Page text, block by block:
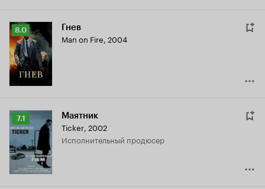
Рейтинг
Кинопоиска
8.0
8.0 Гнев
Man on Fire, 2004
Рейтинг
Кинопоиска
7.1 Маятник
Ticker, 2002
исполнительный продюсер